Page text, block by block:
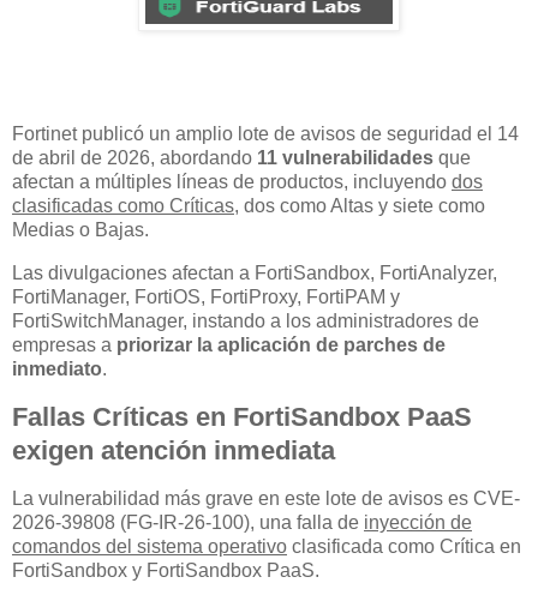
Fortinet publicó un amplio lote de avisos de seguridad el 14
de abril de 2026, abordando 11 vulnerabilidades que
afectan a múltiples líneas de productos, incluyendo dos
clasificadas como Críticas, dos como Altas y siete como
Medias o Bajas.
Las divulgaciones afectan a FortiSandbox, FortiAnalyzer,
FortiManager, FortiOS, FortiProxy, FortiPAM y
FortiSwitchManager, instando a los administradores de
empresas a priorizar la aplicación de parches de
inmediato.
Fallas Críticas en FortiSandbox PaaS
exigen atención inmediata
La vulnerabilidad más grave en este lote de avisos es CVE-
2026-39808 (FG-IR-26-100), una falla de inyección de
comandos del sistema operativo clasificada como Crítica en
FortiSandbox y FortiSandbox PaaS.